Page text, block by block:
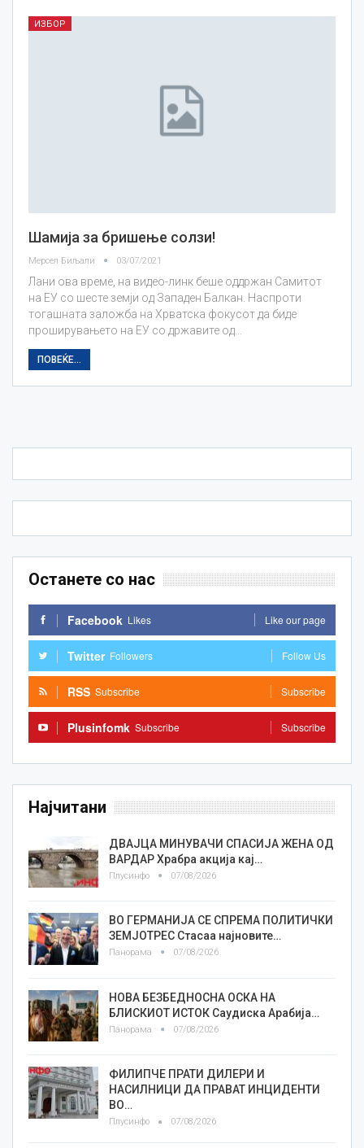
ИЗБОР
Шамија за бришење солзи!
Мерсел Биљали 03/07/2021
Лани ова време, на видео-линк беше оддржан Самитот
на ЕУ со шесте земји од Западен Балкан. Наспроти
тогашната заложба на Хрватска фокусот да биде
проширувањето на ЕУ со државите од…
ПОВЕЌЕ...
Останете со нас
Facebook Likes Like our page
Twitter Followers Follow Us
RSS Subscribe Subscribe
Plusinfomk Subscribe Subscribe
Најчитани
ДВАЈЦА МИНУВАЧИ СПАСИЈА ЖЕНА ОД
ВАРДАР Храбра акција кај…
Плусинфо 07/08/2026
ВО ГЕРМАНИЈА СЕ СПРЕМА ПОЛИТИЧКИ
ЗЕМЈОТРЕС Стасаа најновите…
Панорама 07/08/2026
НОВА БЕЗБЕДНОСНА ОСКА НА
БЛИСКИОТ ИСТОК Саудиска Арабија…
Панорама 07/08/2026
ФИЛИПЧЕ ПРАТИ ДИЛЕРИ И
НАСИЛНИЦИ ДА ПРАВАТ ИНЦИДЕНТИ
ВО…
Плусинфо 07/08/2026